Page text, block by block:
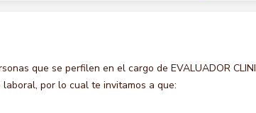
que se perfilen en el cargo de EVALUADOR
por lo cual te invitamos a que: